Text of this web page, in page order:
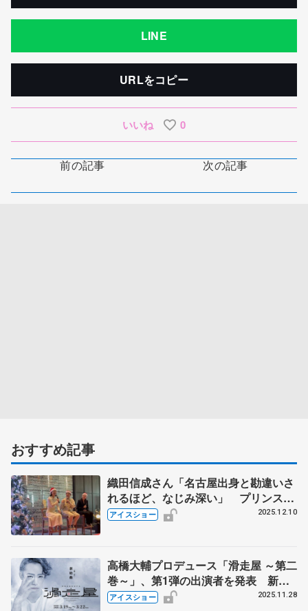
LINE
URLをコピー
いいね 0
前の記事 次の記事
おすすめ記事
織田信成さん「名古屋出身と勘違いさ
れるほど、なじみ深い」 プリンスア
イスワールド愛知公演を前に「天空の
アイスショー 2025.12.10
高橋大輔プロデュース「滑走屋 ～第二
巻～」、第1弾の出演者を発表 新メ
ンバーに清水咲衣、森本涼雅、田中蓮
アイスショー 2025.11.28